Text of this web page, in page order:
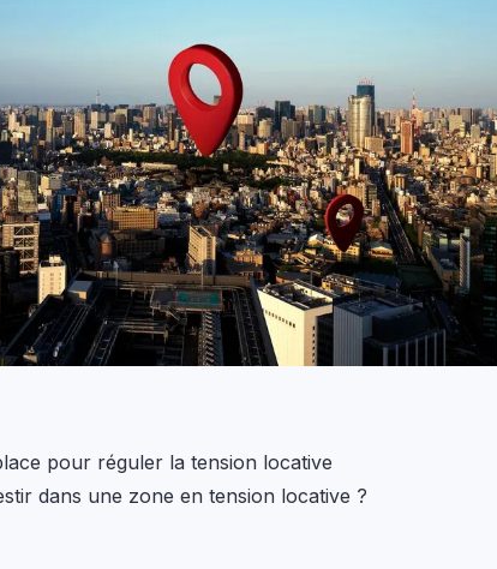
pour réguler la tension locative
dans une zone en tension locative ?